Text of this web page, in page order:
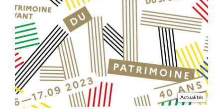
Actualités